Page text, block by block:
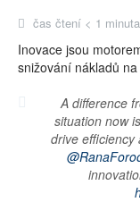
čas čtení < 1 minuta
Inovace jsou
snižování nákladů
A difference
situation now
drive efficiency